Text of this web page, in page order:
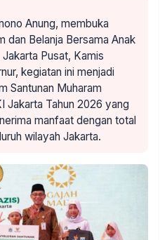
Anung, membuka
dan Belanja Bersama Anak
Pusat, Kamis
kegiatan ini menjadi
Santunan Muharam
Jakarta Tahun 2026 yang
manfaat dengan total
wilayah Jakarta.